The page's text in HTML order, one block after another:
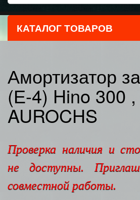
КАТАЛОГ ТОВАРОВ
Амортизатор
(Е-4) Hino 300 ,
AUROCHS
Проверка наличия и
не доступны.
совместной работы.